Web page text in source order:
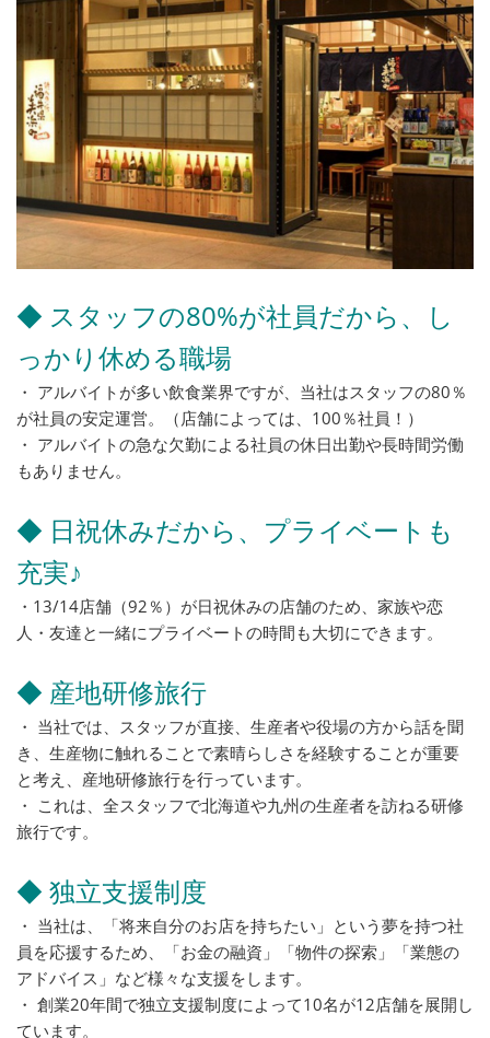
◆ スタッフの80%が社員だから、し
っかり休める職場
・ アルバイトが多い飲食業界ですが、当社はスタッフの80％
が社員の安定運営。（店舗によっては、100％社員！）
・ アルバイトの急な欠勤による社員の休日出勤や長時間労働
もありません。
◆ 日祝休みだから、プライベートも
充実♪
・13/14店舗（92％）が日祝休みの店舗のため、家族や恋
人・友達と一緒にプライベートの時間も大切にできます。
◆ 産地研修旅行
・ 当社では、スタッフが直接、生産者や役場の方から話を聞
き、生産物に触れることで素晴らしさを経験することが重要
と考え、産地研修旅行を行っています。
・ これは、全スタッフで北海道や九州の生産者を訪ねる研修
旅行です。
◆ 独立支援制度
・ 当社は、「将来自分のお店を持ちたい」という夢を持つ社
員を応援するため、「お金の融資」「物件の探索」「業態の
アドバイス」など様々な支援をします。
・ 創業20年間で独立支援制度によって10名が12店舗を展開し
ています。